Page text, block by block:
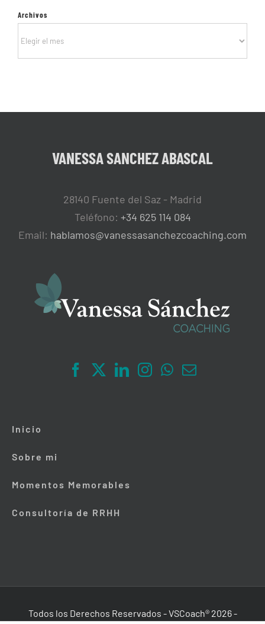
Archivos
VANESSA SANCHEZ ABASCAL
28140 Fuente del Saz - Madrid
Teléfono: +34 625 114 084
Email: hablamos@vanessasanchezcoaching.com
Inicio
Sobre mi
Momentos Memorables
Consultoría de RRHH
Todos los Derechos Reservados - VSCoach® 2026-